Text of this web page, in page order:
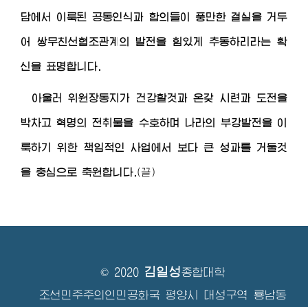
담에서 이룩된 공동인식과 합의들이 풍만한 결실을 거두
어 쌍무친선협조관계의 발전을 힘있게 추동하리라는 확
신을 표명합니다.
아울러위원장동지 가 건강할것과 온갖 시련과 도전을
박차고 혁명의 전취물을 수호하며 나라의 부강발전을 이
룩하기 위한 책임적인 사업에서 보다 큰 성과를 거둘것
을 충심으로 축원합니다. (끝)
© 2020 김일성종합대학
조선민주주의인민공화국 평양시 대성구역 룡남동